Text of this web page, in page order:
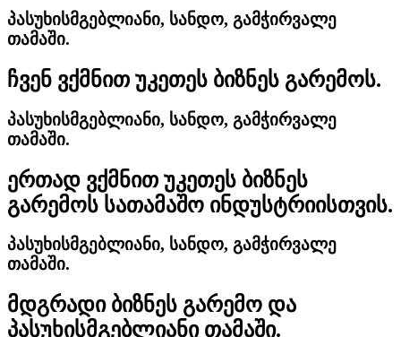
პასუხისმგებლიანი, სანდო, გამჭირვალე
თამაში.
ჩვენ ვქმნით უკეთეს ბიზნეს გარემოს.
პასუხისმგებლიანი, სანდო, გამჭირვალე
თამაში.
ერთად ვქმნით უკეთეს ბიზნეს
გარემოს სათამაშო ინდუსტრიისთვის.
პასუხისმგებლიანი, სანდო, გამჭირვალე
თამაში.
მდგრადი ბიზნეს გარემო და
პასუხისმგებლიანი თამაში.